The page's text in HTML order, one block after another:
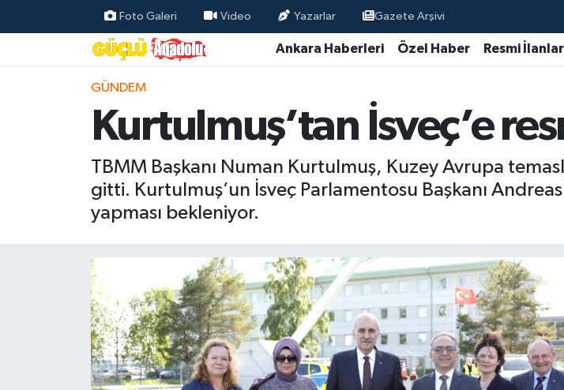
Foto Galeri Video Yazarlar Gazete Arşivi
Ankara Haberleri Özel Haber Resmi İlanlar
GÜNDEM
Kurtulmuş’tan İsveç’e
TBMM Başkanı Numan Kurtulmuş, Kuzey Avrupa
gitti. Kurtulmuş’un İsveç Parlamentosu Başkanı
yapması bekleniyor.
Özel Haber
Resmi İlanlar
Gündem
Magazin